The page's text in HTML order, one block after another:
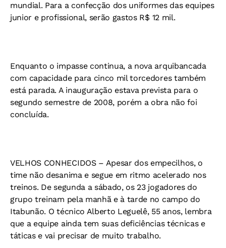
mundial. Para a confecção dos uniformes das equipes
junior e profissional, serão gastos R$ 12 mil.
Enquanto o impasse continua, a nova arquibancada
com capacidade para cinco mil torcedores também
está parada. A inauguração estava prevista para o
segundo semestre de 2008, porém a obra não foi
concluída.
VELHOS CONHECIDOS – Apesar dos empecilhos, o
time não desanima e segue em ritmo acelerado nos
treinos. De segunda a sábado, os 23 jogadores do
grupo treinam pela manhã e à tarde no campo do
Itabunão. O técnico Alberto Leguelê, 55 anos, lembra
que a equipe ainda tem suas deficiências técnicas e
táticas e vai precisar de muito trabalho.